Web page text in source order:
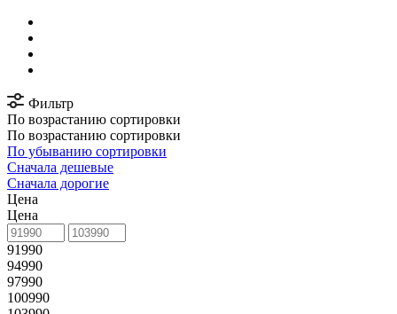
Фильтр
По возрастанию сортировки
По возрастанию сортировки
По убыванию сортировки
Сначала дешевые
Сначала дорогие
Цена
Цена
91990
94990
97990
100990